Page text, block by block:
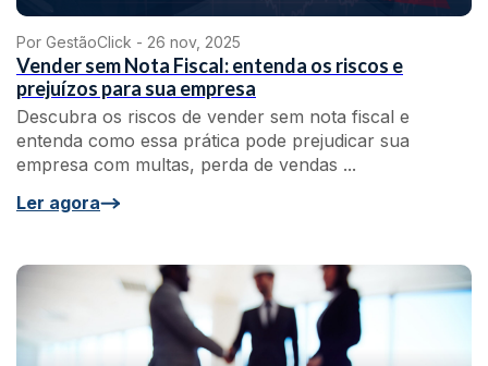
Por GestãoClick - 26 nov, 2025
Vender sem Nota Fiscal: entenda os riscos e
prejuízos para sua empresa
Descubra os riscos de vender sem nota fiscal e
entenda como essa prática pode prejudicar sua
empresa com multas, perda de vendas ...
Ler agora